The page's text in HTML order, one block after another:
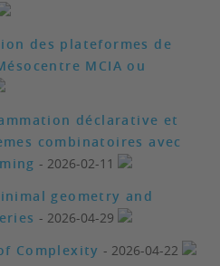
des plateformes de
MCIA ou
déclarative et
combinatoires avec
- 2026-02-11
geometry and
- 2026-04-29
Complexity - 2026-04-22